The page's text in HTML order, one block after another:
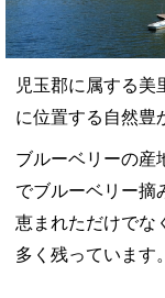
児玉郡に属する美
に位置する自然豊
ブルーベリーの産
でブルーベリー摘
恵まれただけでな
多く残っています。